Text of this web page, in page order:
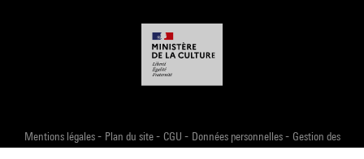
Mentions légales- Plan du site- CGU - Données personnelles- Gestion des